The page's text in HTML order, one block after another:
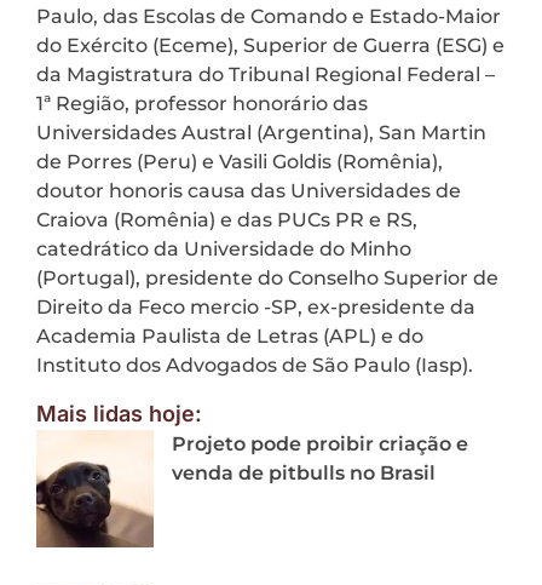
Paulo, das Escolas de Comando e Estado-Maior
do Exército (Eceme), Superior de Guerra (ESG) e
da Magistratura do Tribunal Regional Federal –
1ª Região, professor honorário das
Universidades Austral (Argentina), San Martin
de Porres (Peru) e Vasili Goldis (Romênia),
doutor honoris causa das Universidades de
Craiova (Romênia) e das PUCs PR e RS,
catedrático da Universidade do Minho
(Portugal), presidente do Conselho Superior de
Direito da Feco mercio -SP, ex-presidente da
Academia Paulista de Letras (APL) e do
Instituto dos Advogados de São Paulo (Iasp).
Mais lidas hoje:
Projeto pode proibir criação e
venda de pitbulls no Brasil